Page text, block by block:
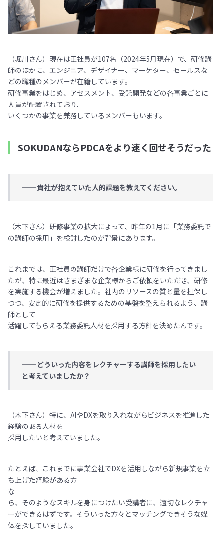
（堀川さん）現在は正社員が107名（2024年5月現在）で、研修講
師のほかに、エンジニア、デザイナー、マーケター、セールスな
どの職種のメンバーが在籍しています。
研修事業をはじめ、アセスメント、受託開発などの各事業ごとに
人員が配置されており、
いくつかの事業を兼務しているメンバーもいます。
SOKUDANならPDCAをより速く回せそうだった
── 貴社が抱えていた人的課題を教えてください。
（木下さん）研修事業の拡大によって、昨年の1月に「業務委託で
の講師の採用」を検討したのが背景にあります。
これまでは、正社員の講師だけで各企業様に研修を行ってきまし
たが、特に最近はさまざまな企業様からご依頼をいただき、研修
を実施する機会が増えました。社内のリソースの質と量を担保し
つつ、安定的に研修を提供するための基盤を整えられるよう、講
師として
活躍してもらえる業務委託人材を採用する方針を決めたんです。
── どういった内容をレクチャーする講師を採用したい
と考えていましたか？
（木下さん）特に、AIやDXを取り入れながらビジネスを推進した
経験のある人材を
採用したいと考えていました。
たとえば、これまでに事業会社でDXを活用しながら新規事業を立
ち上げた経験がある方
な
ら、そのようなスキルを身につけたい受講者に、適切なレクチャ
ーができるはずです。そういった方々とマッチングできそうな媒
体を探していました。